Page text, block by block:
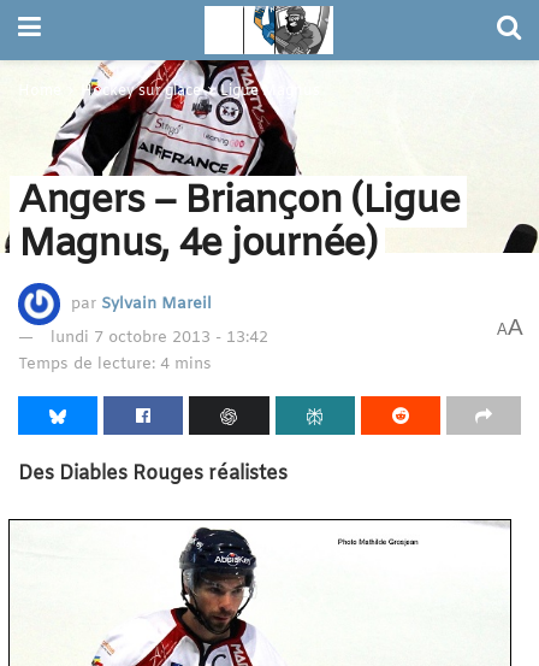
Hockey sur glace Ligue Magnus
Angers – Briançon (Ligue
Magnus, 4e journée)
par Sylvain Mareil
lundi 7 octobre 2013 - 13:42
Temps de lecture: 4 mins
AA
Des Diables Rouges réalistes